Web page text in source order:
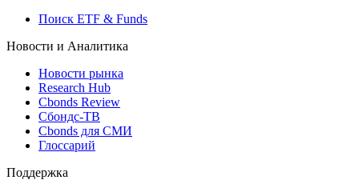
Поиск ETF & Funds
Новости и Аналитика
Новости рынка
Research Hub
Cbonds Review
Сбондс-ТВ
Cbonds для СМИ
Глоссарий
Поддержка